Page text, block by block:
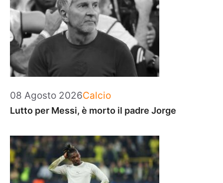
08 Agosto 2026Categorie
Calcio
Lutto per Messi, è morto il padre Jorge